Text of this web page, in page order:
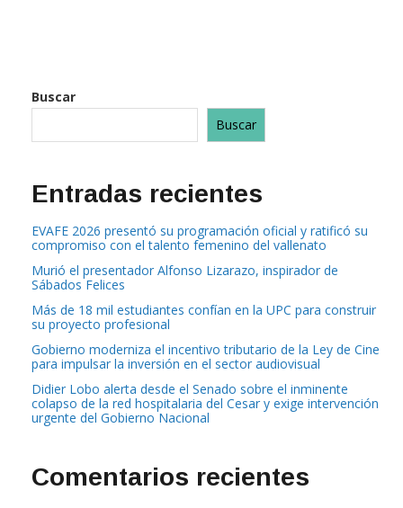
Buscar
Buscar
Entradas recientes
EVAFE 2026 presentó su programación oficial y ratificó su
compromiso con el talento femenino del vallenato
Murió el presentador Alfonso Lizarazo, inspirador de
Sábados Felices
Más de 18 mil estudiantes confían en la UPC para construir
su proyecto profesional
Gobierno moderniza el incentivo tributario de la Ley de Cine
para impulsar la inversión en el sector audiovisual
Didier Lobo alerta desde el Senado sobre el inminente
colapso de la red hospitalaria del Cesar y exige intervención
urgente del Gobierno Nacional
Comentarios recientes